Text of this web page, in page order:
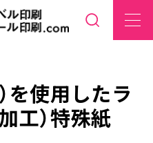
を使用したラ
工）特殊紙